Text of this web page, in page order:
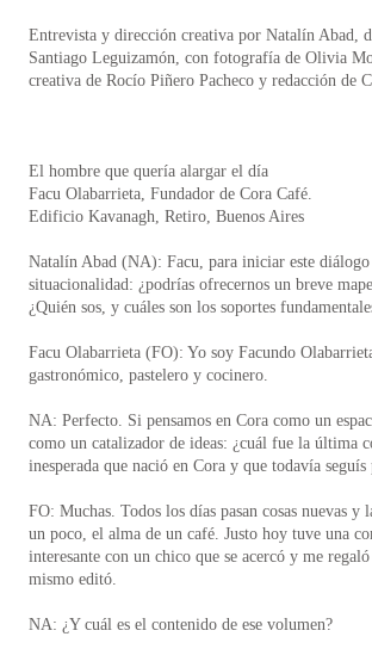
Entrevista y dirección creativa por Natalín Abad,
Santiago Leguizamón, con fotografía de Olivia
creativa de Rocío Piñero Pacheco y redacción de
El hombre que quería alargar el día
Facu Olabarrieta, Fundador de Cora Café.
Edificio Kavanagh, Retiro, Buenos Aires
Natalín Abad (NA): Facu, para iniciar este diálogo
situacionalidad: ¿podrías ofrecernos un breve
¿Quién sos, y cuáles son los soportes
Facu Olabarrieta (FO): Yo soy Facundo
gastronómico, pastelero y cocinero.
NA: Perfecto. Si pensamos en Cora como un
como un catalizador de ideas: ¿cuál fue la última
inesperada que nació en Cora y que todavía seguís
FO: Muchas. Todos los días pasan cosas nuevas y
un poco, el alma de un café. Justo hoy tuve una
interesante con un chico que se acercó y me
mismo editó.
NA: ¿Y cuál es el contenido de ese volumen?